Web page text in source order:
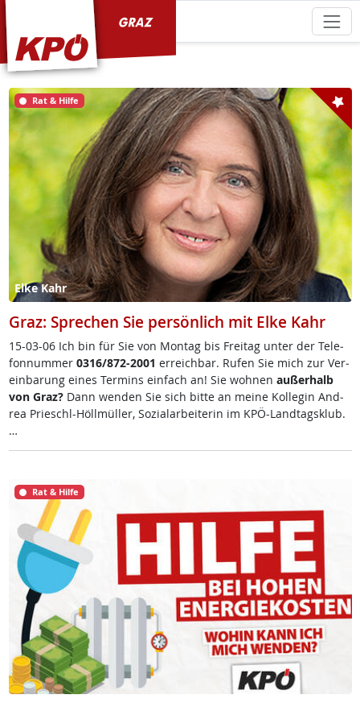
Rat & Hilfe
Elke Kahr
Graz: Sprechen Sie persönlich mit Elke Kahr
15-03-06 Ich bin für Sie von Mon­tag bis Frei­tag un­ter der Te­le­
fon­num­mer 0316/872-2001 er­reich­bar. Ru­fen Sie mich zur Ve­r­
ein­ba­rung ei­nes Ter­mins ein­fach an! Sie woh­nen au­ßer­halb
von Graz?Dann wen­den Sie sich bit­te an mei­ne Kol­le­gin And­
rea Prie­schl-Höll­mül­ler, So­zial­ar­bei­te­rin im KPÖ-Land­tags­klub.
…
Rat & Hilfe